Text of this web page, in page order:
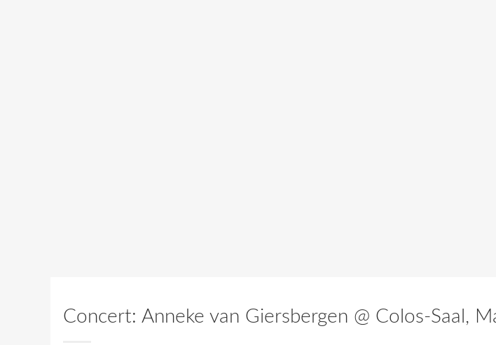
Concert: Anneke van Giersbergen @ Colos-Saal,